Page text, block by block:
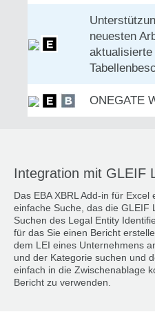
neuesten
aktualisierte
ONEGATE
Integration mit GLEIF
Das EBA XBRL Add-in für
einfache Suche, das die GLEIF
Suchen des Legal Entity
für das Sie einen Bericht
dem LEI eines Unternehmens
und der Kategorie suchen und
einfach in die Zwischenablage
Bericht zu verwenden.